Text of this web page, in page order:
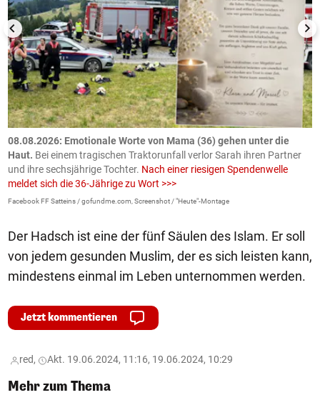
08.08.2026: Emotionale Worte von Mama (36) gehen unter die
Haut. Bei einem tragischen Traktorunfall verlor Sarah ihren Partner
und ihre sechsjährige Tochter. Nach einer riesigen Spendenwelle
meldet sich die 36-Jährige zu Wort >>>
Facebook FF Satteins / gofundme.com, Screenshot / "Heute"-Montage
Der Hadsch ist eine der fünf Säulen des Islam. Er soll
von jedem gesunden Muslim, der es sich leisten kann,
mindestens einmal im Leben unternommen werden.
Jetzt kommentieren
red, Akt. 19.06.2024, 11:16, 19.06.2024, 10:29
Mehr zum Thema